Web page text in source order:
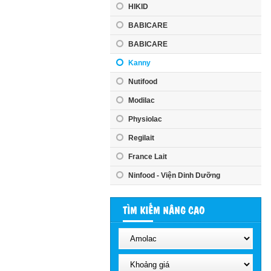
HIKID
BABICARE
BABICARE
Kanny
Nutifood
Modilac
Physiolac
Regilait
France Lait
Ninfood - Viện Dinh Dưỡng
TÌM KIẾM NÂNG CAO